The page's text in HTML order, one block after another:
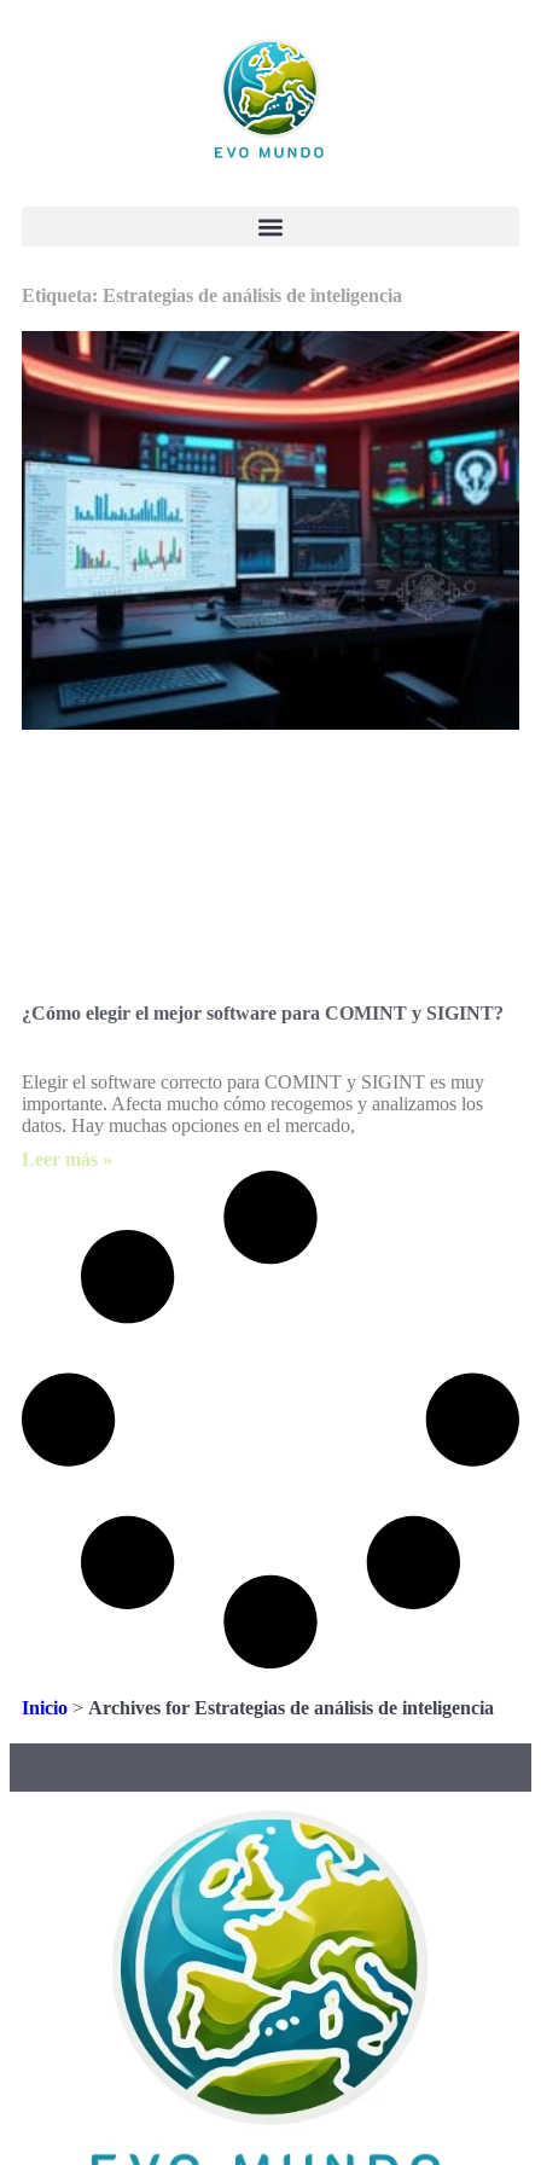
Etiqueta: Estrategias de análisis de inteligencia
¿Cómo elegir el mejor software para COMINT y SIGINT?
Elegir el software correcto para COMINT y SIGINT es muy
importante. Afecta mucho cómo recogemos y analizamos los
datos. Hay muchas opciones en el mercado,
Leer más »
Inicio > Archives for Estrategias de análisis de inteligencia